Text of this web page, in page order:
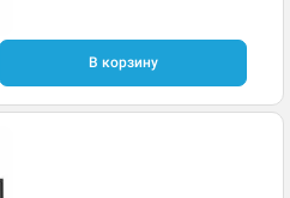
В корзину